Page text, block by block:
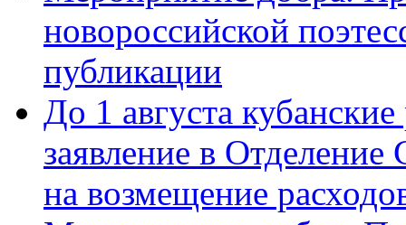
новороссийской
публикации
До 1 августа
заявление в
на возмещение